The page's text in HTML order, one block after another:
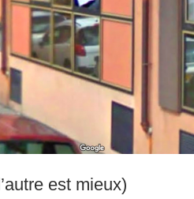
est mieux)